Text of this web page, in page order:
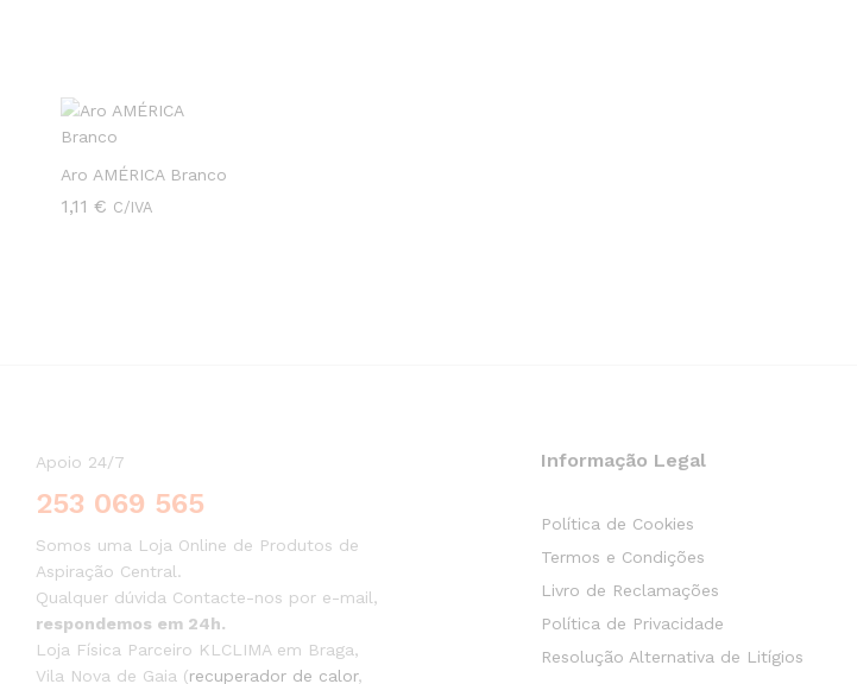
Aro AMÉRICA Branco
1,11 € C/IVA
1,11 €
Apoio 24/7
253 069 565
Somos uma Loja Online de Produtos de
Aspiração Central.
Qualquer dúvida Contacte-nos por e-mail,
respondemos em 24h.
Loja Física Parceiro KLCLIMA em Braga,
Vila Nova de Gaia (recuperador de calor,
Informação Legal
Política de Cookies
Termos e Condições
Livro de Reclamações
Política de Privacidade
Resolução Alternativa de Litígios